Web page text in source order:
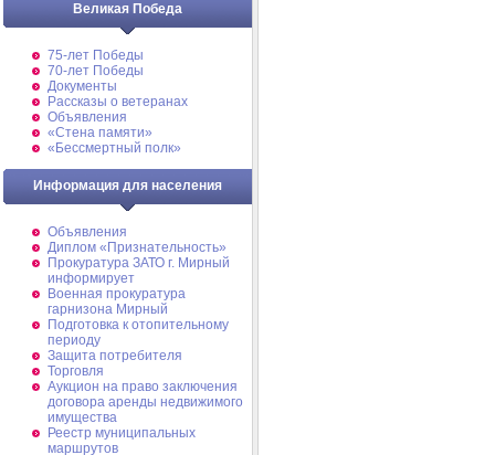
Великая Победа
75-лет Победы
70-лет Победы
Документы
Рассказы о ветеранах
Объявления
«Стена памяти»
«Бессмертный полк»
Информация для населения
Объявления
Диплом «Признательность»
Прокуратура ЗАТО г. Мирный
информирует
Военная прокуратура
гарнизона Мирный
Подготовка к отопительному
периоду
Защита потребителя
Торговля
Аукцион на право заключения
договора аренды недвижимого
имущества
Реестр муниципальных
маршрутов